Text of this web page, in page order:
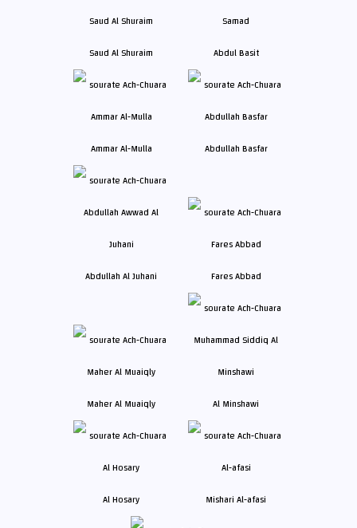
Saud Al Shuraim Abdul Basit
Ammar Al-Mulla Abdullah Basfar
Abdullah Al Juhani Fares Abbad
Maher Al Muaiqly Al Minshawi
Al Hosary Mishari Al-afasi